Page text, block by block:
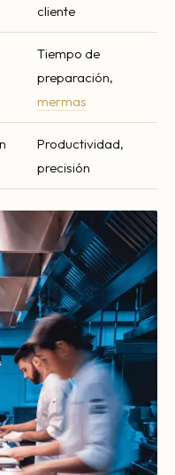
cliente
Tiempo de
preparación,
mermas
Productividad,
precisión